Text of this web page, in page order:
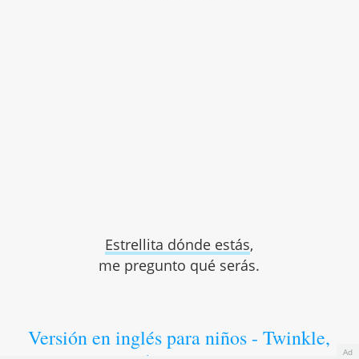
Estrellita dónde estás,
me pregunto qué serás.
Versión en inglés para niños - Twinkle,
Ad